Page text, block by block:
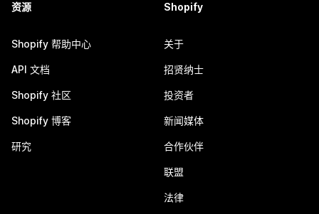
资源
Shopify 帮助中心
API 文档
Shopify 社区
Shopify 博客
研究
Shopify
关于
招贤纳士
投资者
新闻媒体
合作伙伴
联盟
法律